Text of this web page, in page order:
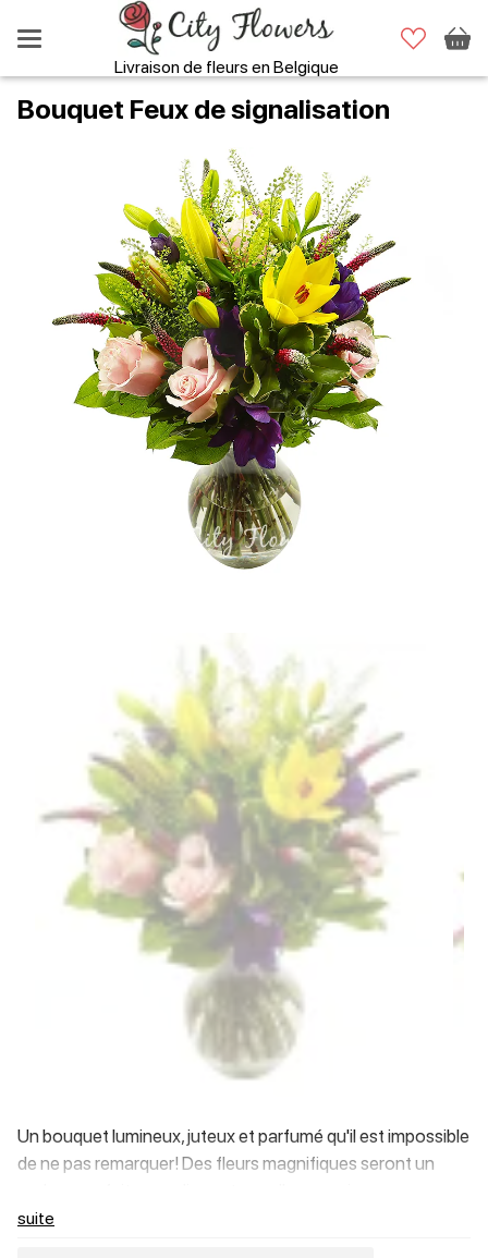
Livraison de fleurs en Belgique
Bouquet Feux de signalisation
Un bouquet lumineux, juteux et parfumé qu'il est impossible
de ne pas remarquer! Des fleurs magnifiques seront un
décoration élégante et parfumée pour la maison!
suite